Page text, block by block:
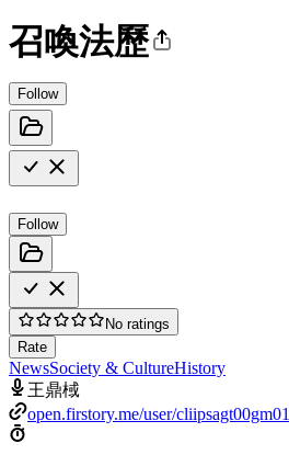
召喚法歷
Follow
Follow
No ratings
Rate
NewsSociety & CultureHistory
王鼎棫
open.firstory.me/user/